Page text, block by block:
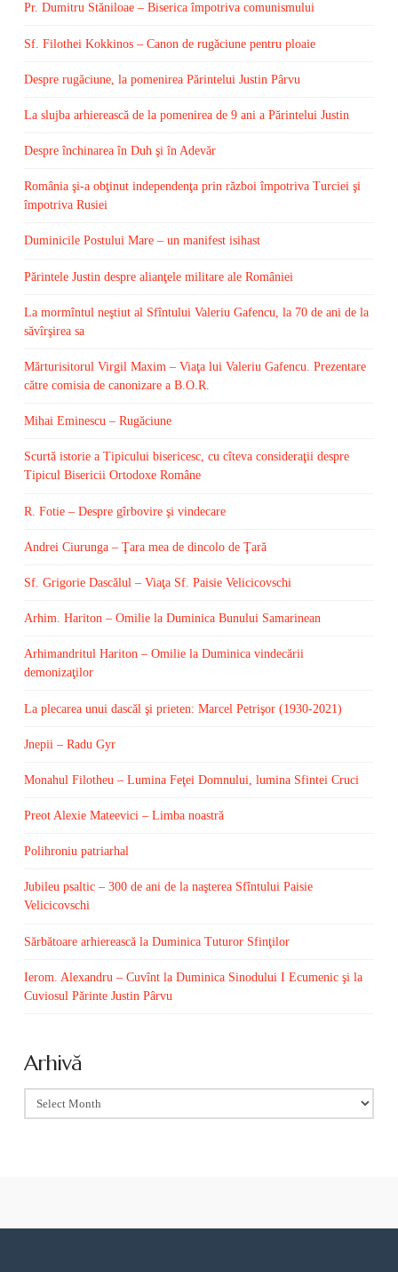
Pr. Dumitru Stăniloae – Biserica împotriva comunismului
Sf. Filothei Kokkinos – Canon de rugăciune pentru ploaie
Despre rugăciune, la pomenirea Părintelui Justin Pârvu
La slujba arhierească de la pomenirea de 9 ani a Părintelui Justin
Despre închinarea în Duh şi în Adevăr
România şi-a obţinut independenţa prin război împotriva Turciei şi
împotriva Rusiei
Duminicile Postului Mare – un manifest isihast
Părintele Justin despre alianţele militare ale României
La mormîntul neştiut al Sfîntului Valeriu Gafencu, la 70 de ani de la
săvîrşirea sa
Mărturisitorul Virgil Maxim – Viaţa lui Valeriu Gafencu. Prezentare
către comisia de canonizare a B.O.R.
Mihai Eminescu – Rugăciune
Scurtă istorie a Tipicului bisericesc, cu cîteva consideraţii despre
Tipicul Bisericii Ortodoxe Române
R. Fotie – Despre gîrbovire şi vindecare
Andrei Ciurunga – Ţara mea de dincolo de Ţară
Sf. Grigorie Dascălul – Viaţa Sf. Paisie Velicicovschi
Arhim. Hariton – Omilie la Duminica Bunului Samarinean
Arhimandritul Hariton – Omilie la Duminica vindecării
demonizaţilor
La plecarea unui dascăl şi prieten: Marcel Petrişor (1930-2021)
Jnepii – Radu Gyr
Monahul Filotheu – Lumina Feţei Domnului, lumina Sfintei Cruci
Preot Alexie Mateevici – Limba noastră
Polihroniu patriarhal
Jubileu psaltic – 300 de ani de la naşterea Sfîntului Paisie
Velicicovschi
Sărbătoare arhierească la Duminica Tuturor Sfinţilor
Ierom. Alexandru – Cuvînt la Duminica Sinodului I Ecumenic şi la
Cuviosul Părinte Justin Pârvu
Arhivă
Arhivă